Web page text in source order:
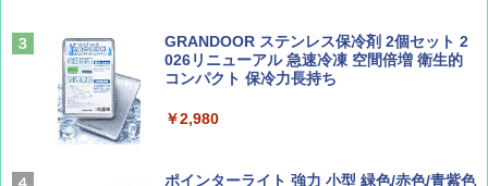
Coyote No.89 特集 星野道夫 夢見る旅
A26 地球の歩き方 チェコ ポーランド スロヴ
ァキア 2026～2027 地球の歩き方A ヨーロッ
500002(88859)
￥5,999
ーティング フルクローズ メッシュ 3-4人用
GRANDOOR ステンレス保冷剤 2個セット 2
026リニューアル 急速冷凍 空間倍増 衛生的
コンパクト 保冷力長持ち
￥2,980
ポインターライト 強力 小型 緑色/赤色/青紫色